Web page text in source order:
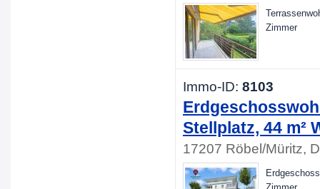
Zimmer
Immo-ID: 8103
Stellplatz, 44 m²
17207 Röbel/Müritz,